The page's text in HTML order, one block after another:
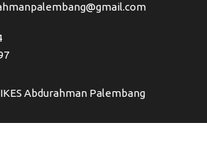
Abdurahman Palembang